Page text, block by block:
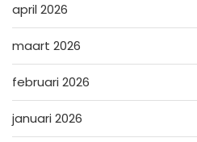
april 2026
maart 2026
februari 2026
januari 2026